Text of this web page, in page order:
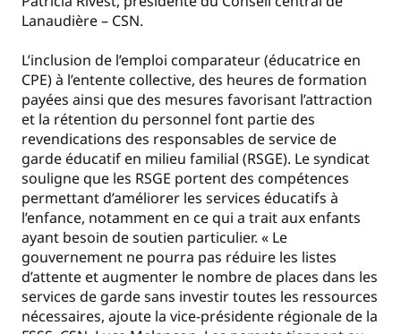
Lanaudière – CSN.
L’inclusion de l’emploi comparateur (éducatrice en
CPE) à l’entente collective, des heures de formation
payées ainsi que des mesures favorisant l’attraction
et la rétention du personnel font partie des
revendications des responsables de service de
garde éducatif en milieu familial (RSGE). Le syndicat
souligne que les RSGE portent des compétences
permettant d’améliorer les services éducatifs à
l’enfance, notamment en ce qui a trait aux enfants
ayant besoin de soutien particulier. « Le
gouvernement ne pourra pas réduire les listes
d’attente et augmenter le nombre de places dans les
services de garde sans investir toutes les ressources
nécessaires, ajoute la vice-présidente régionale de la